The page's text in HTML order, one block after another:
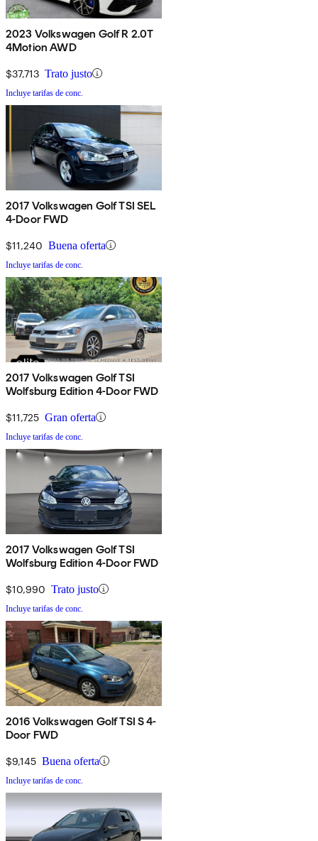
2023 Volkswagen Golf R 2.0T
4Motion AWD
$37,713 Trato justo
Incluye tarifas de conc.
2017 Volkswagen Golf TSI SEL
4-Door FWD
$11,240 Buena oferta
Incluye tarifas de conc.
2017 Volkswagen Golf TSI
Wolfsburg Edition 4-Door FWD
$11,725 Gran oferta
Incluye tarifas de conc.
2017 Volkswagen Golf TSI
Wolfsburg Edition 4-Door FWD
$10,990 Trato justo
Incluye tarifas de conc.
2016 Volkswagen Golf TSI S 4-
Door FWD
$9,145 Buena oferta
Incluye tarifas de conc.